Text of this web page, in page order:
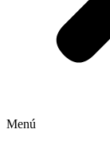
Menú